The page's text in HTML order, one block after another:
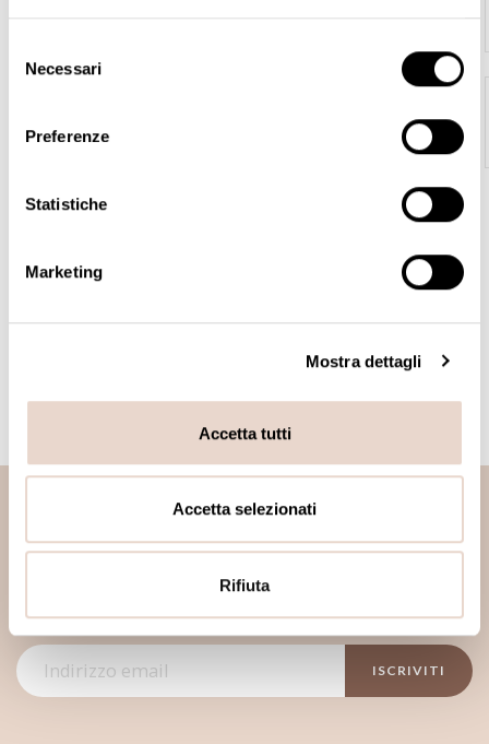
delNecessari
Preferenze
Statistiche
Marketing
Mostra dettagli
Accetta tutti
Accetta selezionati
Rifiuta
microblading, tauaggio e microneedling.
eseguire un trucco permanente/microblading di qualità, lo trovi qui!
Iscriviti alla newsletter
Rimani aggiornato sui nostri eventi, sconti e offerte.
Ricevi uno sconto del 10% sul primo ordine
I
s
ISCRIVITI